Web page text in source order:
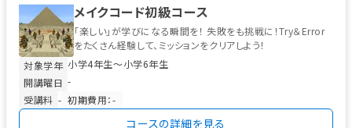
メイクコード初級コース
「楽しい」が学びになる瞬間を！ 失敗をも挑戦に！Try＆Error
をたくさん経験して、ミッションをクリアしよう！
対象学年 小学4年生〜小学6年生
開講曜日 -
受講料 - 初期費用：-
コースの詳細を見る